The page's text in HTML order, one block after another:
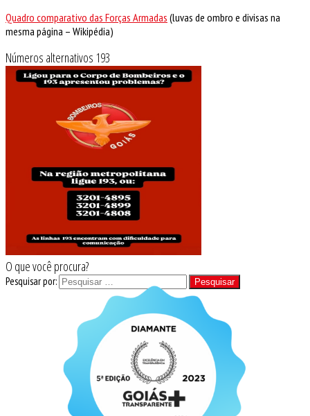
Quadro comparativo das Forças Armadas (luvas de ombro e divisas na
mesma página – Wikipédia)
Números alternativos 193
O que você procura?
Pesquisar por: